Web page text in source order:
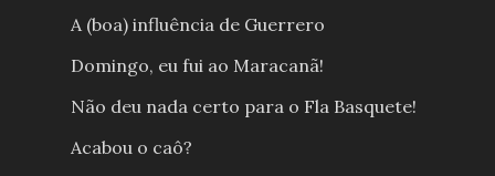
A (boa) influência de Guerrero
Domingo, eu fui ao Maracanã!
Não deu nada certo para o Fla Basquete!
Acabou o caô?